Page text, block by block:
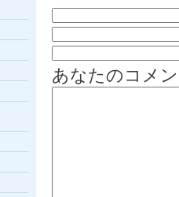
あなたのコメ